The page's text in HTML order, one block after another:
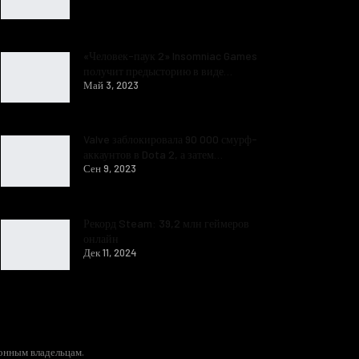
Май 3, 2023
Сен 9, 2023
Дек 11, 2024
владельцам.